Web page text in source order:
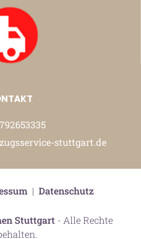
stuttgart.de
Stuttgart - Alle Rechte
| Datenschutz